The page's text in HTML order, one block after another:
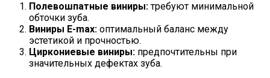
Полевошпатные виниры:требуют минимальной
обточки зуба.
Виниры E-max: оптимальный баланс между
эстетикой и прочностью.
Циркониевые виниры: предпочтительны при
значительных дефектах зуба.